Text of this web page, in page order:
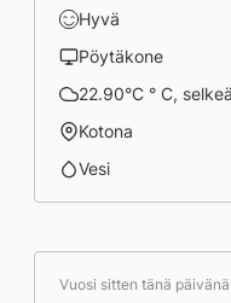
Hyvä
Pöytäkone
22.90°C ° C,
Kotona
Vesi
Vuosi sitten tänä päivänä